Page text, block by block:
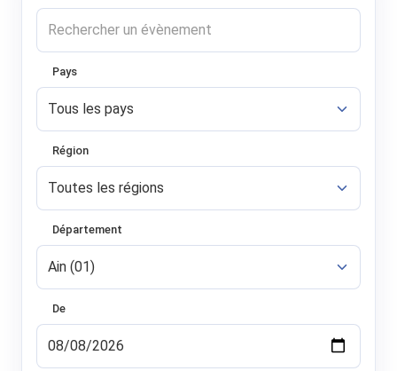
Pays
Région
Département
De